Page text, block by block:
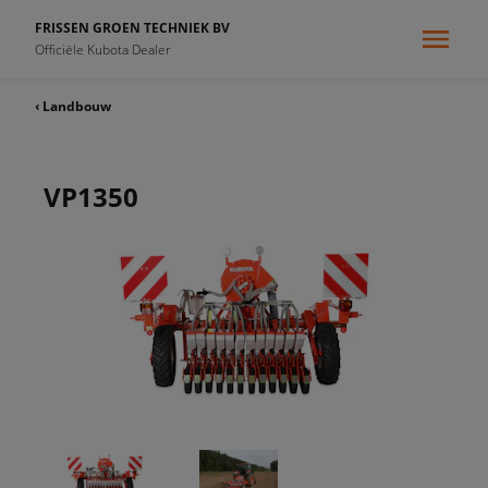
FRISSEN GROEN TECHNIEK BV
Officiële Kubota Dealer
‹ Landbouw
VP1350